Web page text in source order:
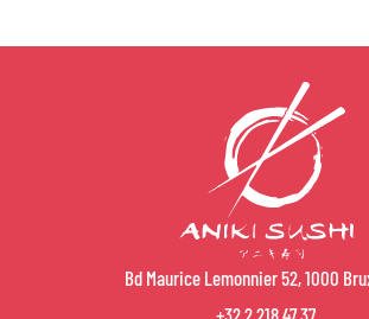
Bd Maurice Lemonnier 52, 1000
+32 2 218 47 37